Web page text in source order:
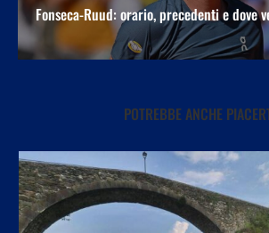
Fonseca-Ruud: orario, precedenti e dove
POTREBBE ANCHE